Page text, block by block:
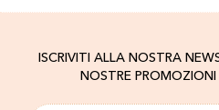
ISCRIVITI ALLA NOSTRA
NOSTRE